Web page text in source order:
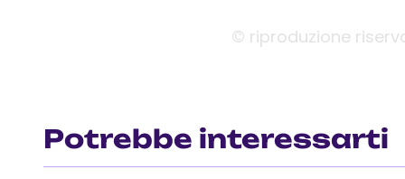
© riproduzione
Potrebbe interessarti